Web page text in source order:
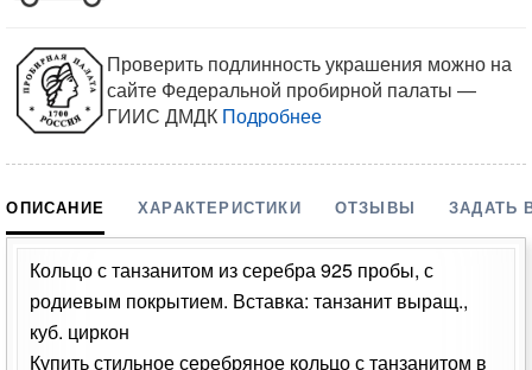
Проверить подлинность украшения можно на
сайте Федеральной пробирной палаты —
ГИИС ДМДК Подробнее
ОПИСАНИЕ ХАРАКТЕРИСТИКИ ОТЗЫВЫ ЗАДАТЬ
Кольцо с танзанитом из серебра 925 пробы, с
родиевым покрытием. Вставка: танзанит выращ.,
куб. циркон
Купить стильное серебряное кольцо с танзанитом в